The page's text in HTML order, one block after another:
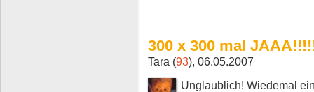
300 x 300 mal
Tara (93), 06.05.2007
Unglaublich! Wiedemal